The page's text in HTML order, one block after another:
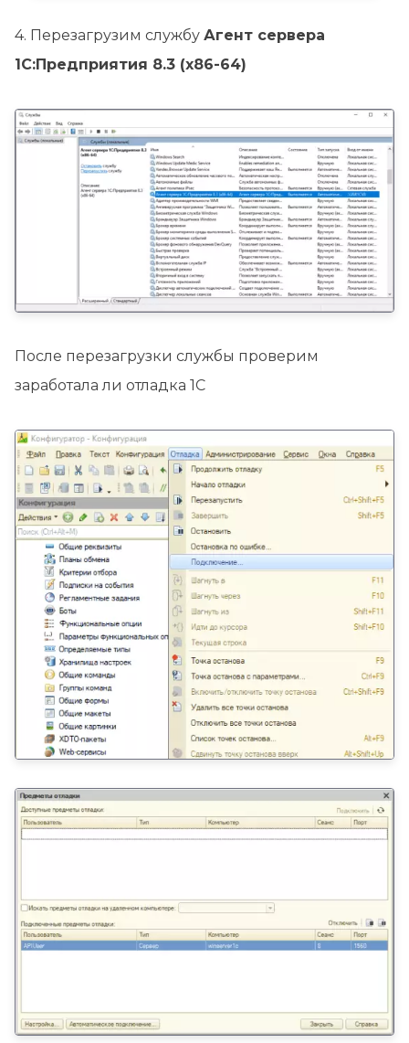
4. Перезагрузим службу Агент сервера
1С:Предприятия 8.3 (x86-64)
После перезагрузки службы проверим
заработала ли отладка 1С